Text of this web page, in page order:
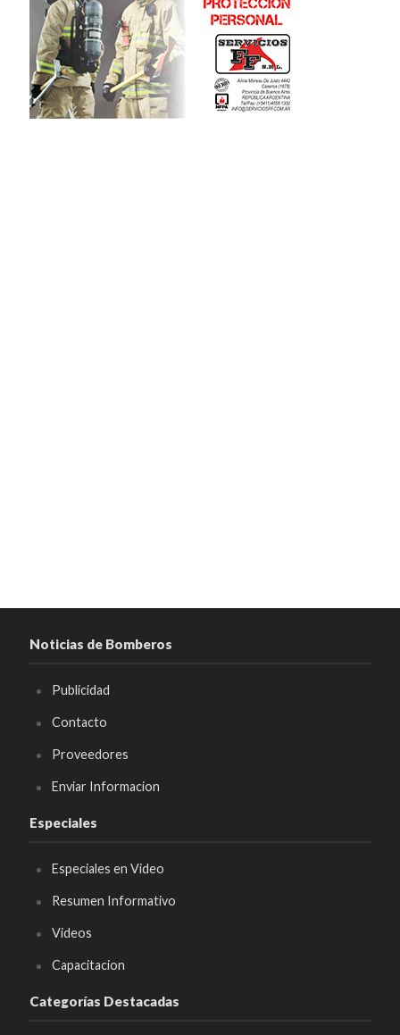
Noticias de Bomberos
Publicidad
Contacto
Proveedores
Enviar Informacion
Especiales
Especiales en Video
Resumen Informativo
Videos
Capacitacion
Categorías Destacadas